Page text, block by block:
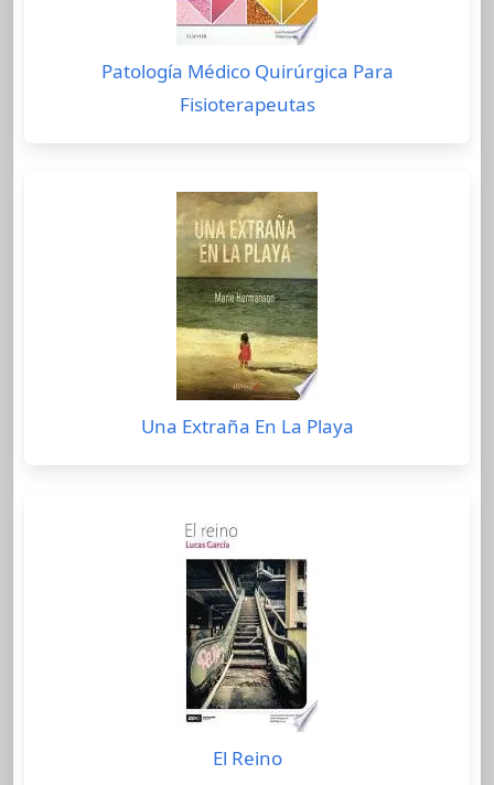
Patología Médico Quirúrgica Para
Fisioterapeutas
Una Extraña En La Playa
El Reino